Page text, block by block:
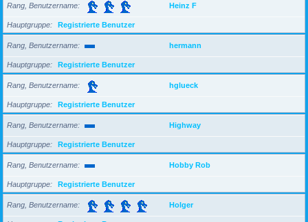
Rang, Benutzername Heinz F
Hauptgruppe Registrierte Benutzer
Rang, Benutzername hermann
Hauptgruppe Registrierte Benutzer
Rang, Benutzername hglueck
Hauptgruppe Registrierte Benutzer
Rang, Benutzername Highway
Hauptgruppe Registrierte Benutzer
Rang, Benutzername Hobby Rob
Hauptgruppe Registrierte Benutzer
Rang, Benutzername Holger